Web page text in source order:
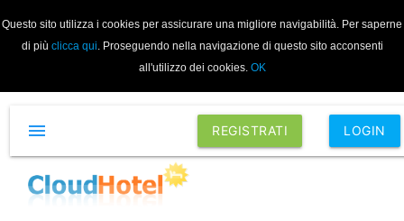
Questo sito utilizza i cookies per assicurare una migliore navigabilità. Per saperne
di più clicca qui. Proseguendo nella navigazione di questo sito acconsenti
all'utilizzo dei cookies. OK
REGISTRATI LOGIN
menu